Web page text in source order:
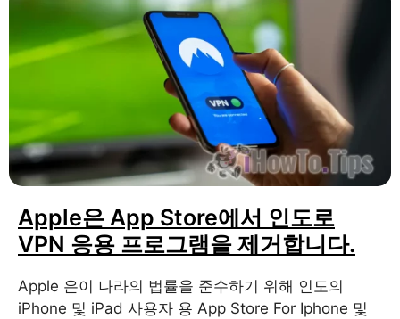
Apple은 App Store에서 인도로
VPN 응용 프로그램을 제거합니다.
Apple 은이 나라의 법률을 준수하기 위해 인도의
iPhone 및 iPad 사용자 용 App Store For Iphone 및